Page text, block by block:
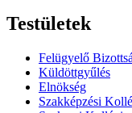
Testületek
Felügyelő
Küldöttgyűlés
Elnökség
Szakképzési